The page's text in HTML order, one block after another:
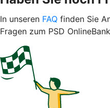
In unseren FAQ finden Sie
Fragen zum PSD